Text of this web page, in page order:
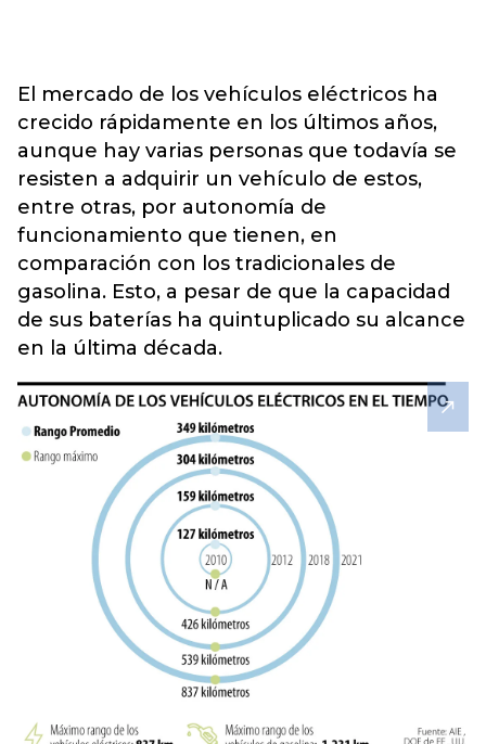
El mercado de los vehículos eléctricos ha
crecido rápidamente en los últimos años,
aunque hay varias personas que todavía se
resisten a adquirir un vehículo de estos,
entre otras, por autonomía de
funcionamiento que tienen, en
comparación con los tradicionales de
gasolina. Esto, a pesar de que la capacidad
de sus baterías ha quintuplicado su alcance
en la última década.